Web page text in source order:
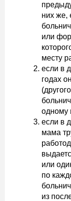
них же,
или
месту
если в
годах
одному
если в
мама
или
по
из